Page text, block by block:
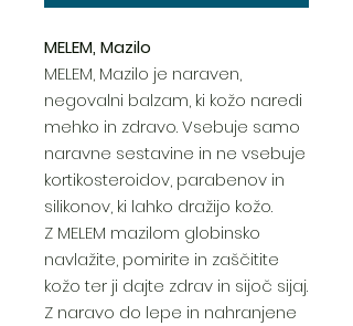
MELEM, Mazilo
MELEM, Mazilo je naraven,
negovalni balzam, ki kožo naredi
mehko in zdravo. Vsebuje samo
naravne sestavine in ne vsebuje
kortikosteroidov, parabenov in
silikonov, ki lahko dražijo kožo.
Z MELEM mazilom globinsko
navlažite, pomirite in zaščitite
kožo ter ji dajte zdrav in sijoč sijaj.
Z naravo do lepe in nahranjene